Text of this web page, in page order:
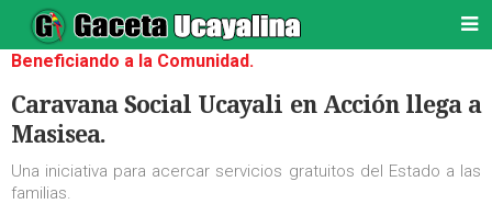
Beneficiando a la Comunidad.
Caravana Social Ucayali en Acción llega a
Masisea.
Una iniciativa para acercar servicios gratuitos del Estado a las
familias.